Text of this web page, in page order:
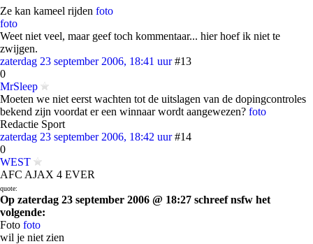
Ze kan kameel rijden foto
foto
Weet niet veel, maar geef toch kommentaar... hier hoef ik niet te
zwijgen.
zaterdag 23 september 2006, 18:41 uur #13
0
MrSleep
Moeten we niet eerst wachten tot de uitslagen van de dopingcontroles
bekend zijn voordat er een winnaar wordt aangewezen? foto
Redactie Sport
zaterdag 23 september 2006, 18:42 uur #14
0
WEST
AFC AJAX 4 EVER
quote:
Op zaterdag 23 september 2006 @ 18:27 schreef nsfw het
volgende:
Foto foto
wil je niet zien